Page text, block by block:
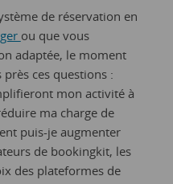
de réservation en
ou que vous
adaptée, le moment
ces questions :
mon activité à
ma charge de
puis-je augmenter
de bookingkit, les
des plateformes de